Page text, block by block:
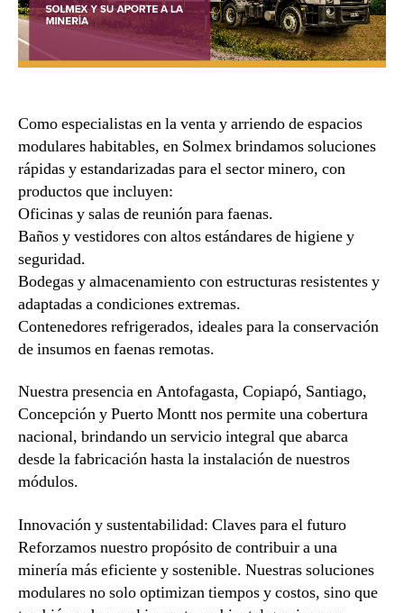
Como especialistas en la venta y arriendo de espacios
modulares habitables, en Solmex brindamos soluciones
rápidas y estandarizadas para el sector minero, con
productos que incluyen:
Oficinas y salas de reunión para faenas.
Baños y vestidores con altos estándares de higiene y
seguridad.
Bodegas y almacenamiento con estructuras resistentes y
adaptadas a condiciones extremas.
Contenedores refrigerados, ideales para la conservación
de insumos en faenas remotas.
Nuestra presencia en Antofagasta, Copiapó, Santiago,
Concepción y Puerto Montt nos permite una cobertura
nacional, brindando un servicio integral que abarca
desde la fabricación hasta la instalación de nuestros
módulos.
Innovación y sustentabilidad: Claves para el futuro
Reforzamos nuestro propósito de contribuir a una
minería más eficiente y sostenible. Nuestras soluciones
modulares no solo optimizan tiempos y costos, sino que